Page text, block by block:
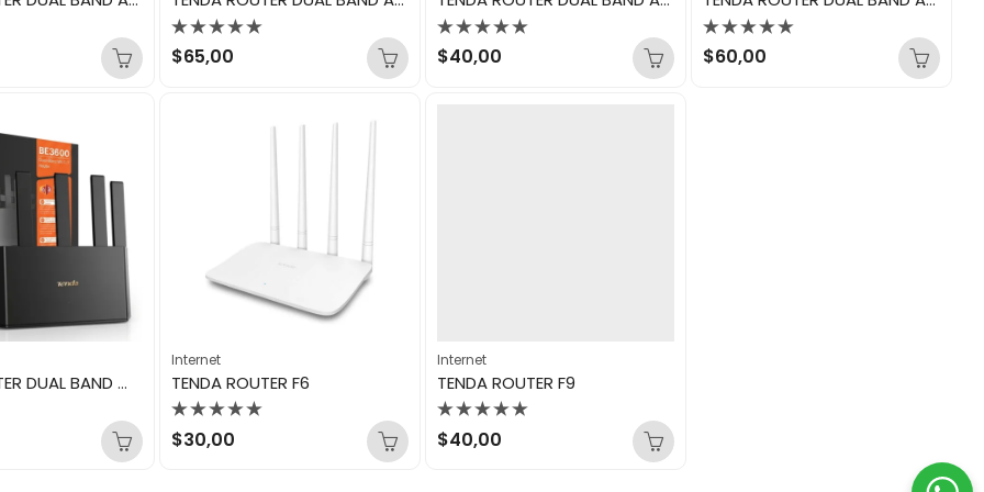
Valorado
con
$65,00 Valorado
con
$40,00 Valorado
con
$60,00
TENDA ROUTER DUAL BAND WIFI 7 BE3600 TE3L
Internet
TENDA ROUTER F6
Valorado
con
$30,00
Internet
TENDA ROUTER F9
Valorado
con
$40,00